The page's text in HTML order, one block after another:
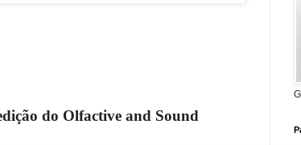
do Olfactive and Sound